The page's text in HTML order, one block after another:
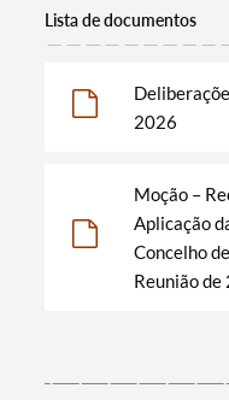
Lista de documentos
2026
Moção –
Aplicação
Concelho
Reunião de